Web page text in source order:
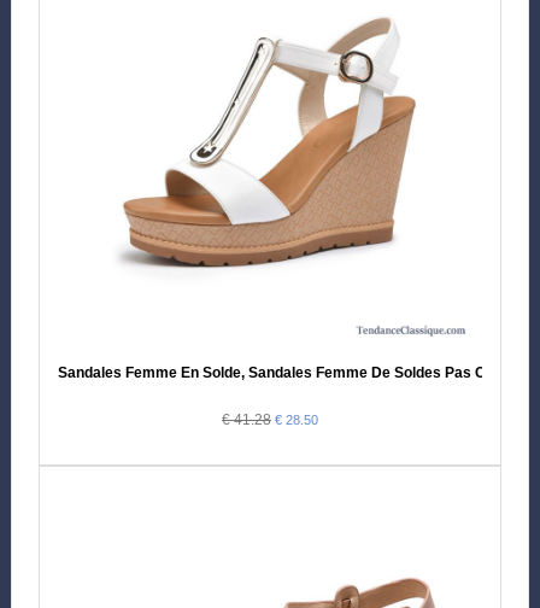
Sandales Femme En Solde, Sandales Femme De Soldes Pas Cher
€ 41.28 € 28.50